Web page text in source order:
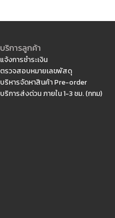
บริการลูกค้า
แจ้งการชำระเงิน
ตรวจสอบหมายเลขพัสดุ
บริหารจัดหาสินค้า Pre-order
บริการส่งด่วน ภายใน 1-3 ชม. (กทม)